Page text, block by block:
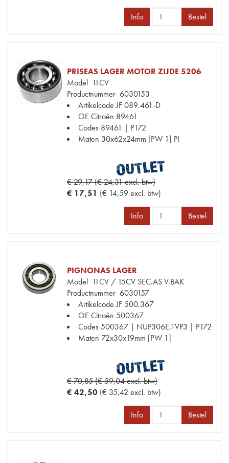
Info Bestel
PRISEAS LAGER MOTOR ZIJDE 5206
Model 11CV
Productnummer 6030153
Artikelcode JF089.461-D
OE Citroën 89461
Codes 89461 | P172
Maten 30x62x24mm [PW 1] PI
€ 29,17 (€ 24,31 excl. btw)
€ 17,51 (€ 14,59 excl. btw)
Info Bestel
PIGNONAS LAGER
Model 11CV / 15CV SEC.AS V.BAK
Productnummer 6030157
Artikelcode JF500.367
OE Citroën 500367
Codes500367 | NUP306E.TVP3 | P172
Maten 72x30x19mm [PW 1]
€ 70,85 (€ 59,04 excl. btw)
€ 42,50 (€ 35,42 excl. btw)
Info Bestel